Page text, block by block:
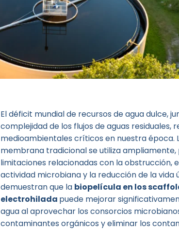
El déficit mundial de recursos de agua dulce,
complejidad de los flujos de aguas residuales,
medioambientales críticos en nuestra época.
membrana tradicional se utiliza
limitaciones relacionadas con la obstrucción,
actividad microbiana y la reducción de la vida
demuestran que la biopelícula en los
electrohilada puede mejorar
agua al aprovechar los consorcios
contaminantes orgánicos y eliminar los